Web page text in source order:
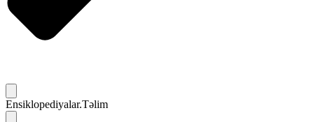
Ensiklopediyalar.Təlim